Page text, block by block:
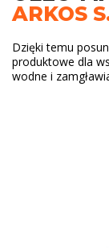
ARKOS
Dzięki temu
produktowe dla
wodne i